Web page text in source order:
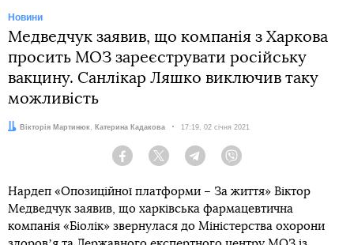
Новини
Медведчук заявив, що компанія з Харкова
просить МОЗ зареєструвати російську
вакцину. Санлікар Ляшко виключив таку
можливість
Автори:
Вікторія Мартинюк Катерина Кадакова Дата:
17:19, 02 січня 2021
Facebook Twitter Telegram
Нардеп «Опозиційної платформи – За життя» Віктор
Медведчук заявив, що харківська фармацевтична
компанія «Біолік» звернулася до Міністерства охорони